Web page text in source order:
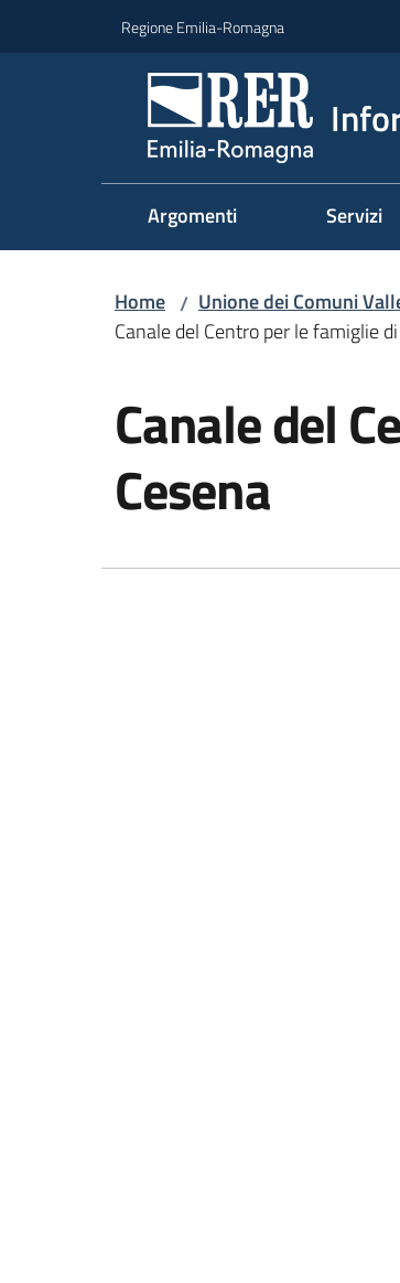
Regione Emilia-Romagna
Argomenti Servizi
Home / Unione dei Comuni
Canale del Centro per le famiglie
Canale del
Cesena